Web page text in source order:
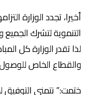
أخيرا، تجدد الوزارة
التنموية لتشرك
لذا تقدر الوزارة كل
والقطاع الخاص
ختمت:” نتمنى